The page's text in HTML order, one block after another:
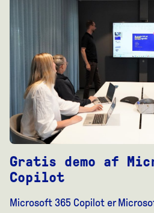
Gratis demo af
Copilot
Microsoft 365 Copilot er